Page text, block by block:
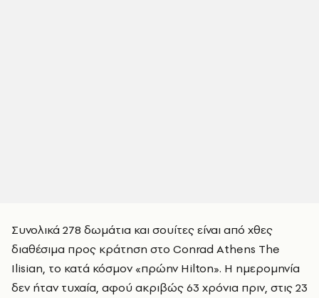
Συνολικά 278 δωμάτια και σουίτες είναι από χθες
διαθέσιμα προς κράτηση στο Conrad Athens The
Ilisian, το κατά κόσμον «πρώην Hilton». Η ημερομηνία
δεν ήταν τυχαία, αφού ακριβώς 63 χρόνια πριν, στις 23